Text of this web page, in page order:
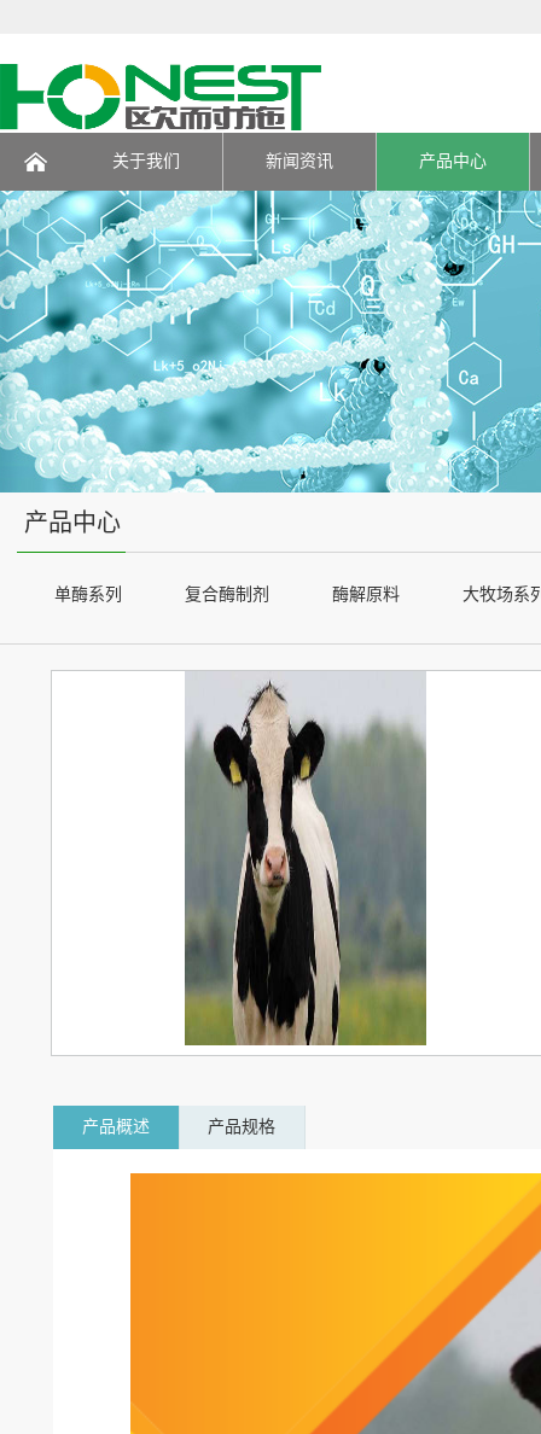
页
关于我们 新闻资讯 产品中心
产品中心
单酶系列 复合酶制剂 酶解原料 大牧场系
产品概述 产品规格